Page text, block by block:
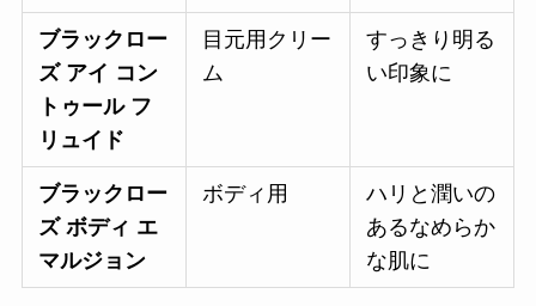
ブラックロー
ズ アイ コン
トゥール フ
リュイド
目元用クリー
ム
すっきり明る
い印象に
ブラックロー
ズ ボディ エ
マルジョン
ボディ用
ハリと潤いの
あるなめらか
な肌に